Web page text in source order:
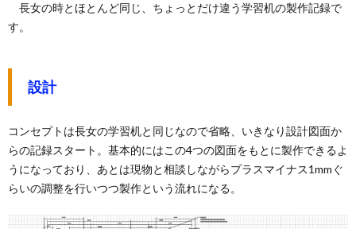
長女の時とほとんど同じ、ちょっとだけ違う学習机の製作記録で
す。
設計
コンセプトは長女の学習机と同じなので省略、いきなり設計図面か
らの記録スタート。基本的にはこの4つの図面をもとに製作できるよ
うになっており、あとは現物と相談しながらプラスマイナス1mmぐ
らいの調整を行いつつ製作という流れになる。